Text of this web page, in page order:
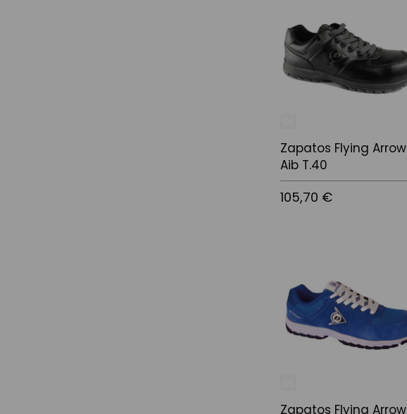
Zapatos Flying Arrow
Aib T.40
105,70 €
Zapatos Flying Arrow